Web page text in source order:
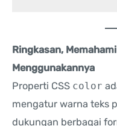
Ringkasan,
Menggunakannya
Properti CSS color
mengatur warna teks
dukungan berbagai